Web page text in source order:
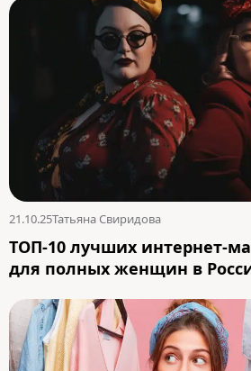
21.10.25Татьяна Свиридова
ТОП-10 лучших интернет-
для полных женщин в